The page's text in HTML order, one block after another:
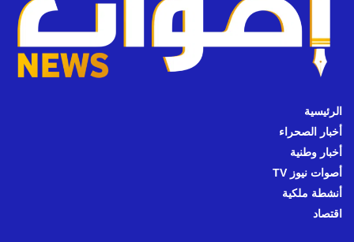
الرئيسية
أخبار الصحراء
أخبار وطنية
أصوات نيوز TV
أنشطة ملكية
اقتصاد